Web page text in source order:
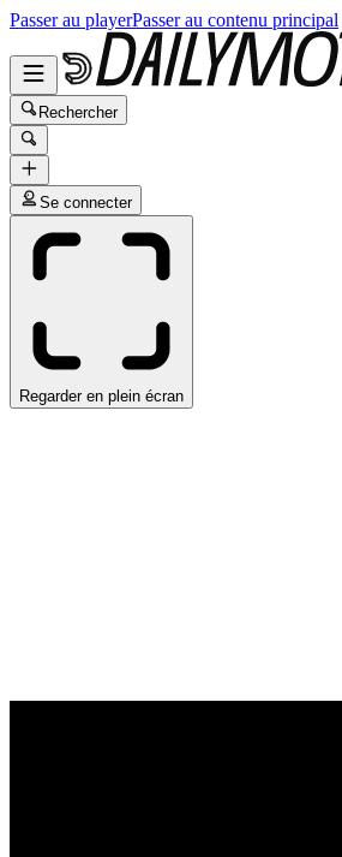
Passer au playerPasser au contenu principal
Rechercher
Se connecter
Regarder en plein écran